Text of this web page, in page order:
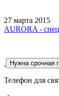
27 марта 2015
AURORA -
Нужна срочная
Телефон для